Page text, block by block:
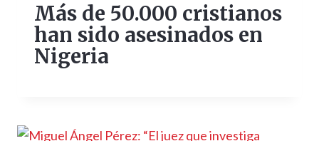
Más de 50.000 cristianos
han sido asesinados en
Nigeria